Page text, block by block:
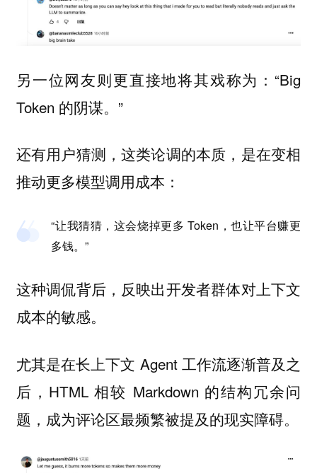
另一位网友则更直接地将其戏称为：“Big
Token 的阴谋。”
还有用户猜测，这类论调的本质，是在变相
推动更多模型调用成本：
“让我猜猜，这会烧掉更多 Token，也让平台赚更
多钱。”
这种调侃背后，反映出开发者群体对上下文
成本的敏感。
尤其是在长上下文 Agent 工作流逐渐普及之
后，HTML 相较 Markdown 的结构冗余问
题，成为评论区最频繁被提及的现实障碍。